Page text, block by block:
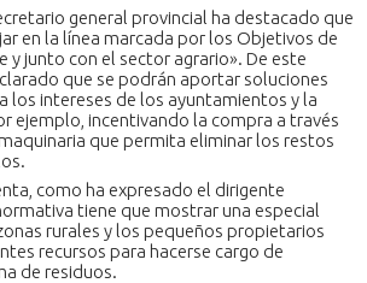
general provincial ha destacado que
en la línea marcada por los Objetivos de
y junto con el sector agrario». De este
que se podrán aportar soluciones
los intereses de los ayuntamientos y la
ejemplo, incentivando la compra a través
que permita eliminar los restos
como ha expresado el dirigente
tiene que mostrar una especial
rurales y los pequeños propietarios
recursos para hacerse cargo de
de residuos.